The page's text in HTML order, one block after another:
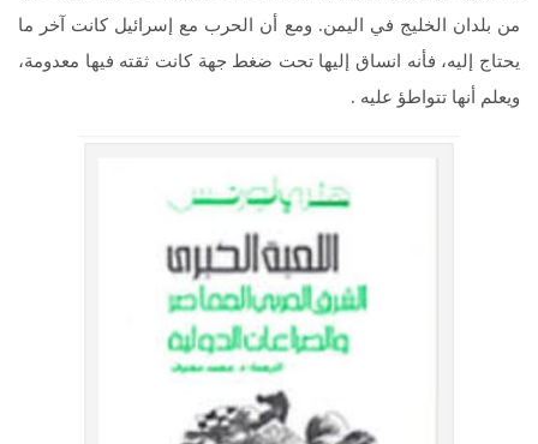
من بلدان الخليج في اليمن. ومع أن الحرب مع إسرائيل كانت آخر ما
يحتاج إليه، فأنه انساق إليها تحت ضغط جهة كانت ثقته فيها معدومة،
ويعلم أنها تتواطؤ عليه .